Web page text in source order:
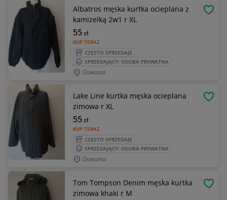
Albatros męska kurtka ocieplana z
kamizelką 2w1 r XL
KUP TERAZ
55zł
CZĘSTO SPRZEDAJE
SPRZEDAJĄCY: OSOBA PRYWATNA
Osieczna
Lake Line kurtka męska ocieplana
zimowa r XL
KUP TERAZ
55zł
CZĘSTO SPRZEDAJE
SPRZEDAJĄCY: OSOBA PRYWATNA
Osieczna
Tom Tompson Denim męska kurtka
zimowa khaki r M